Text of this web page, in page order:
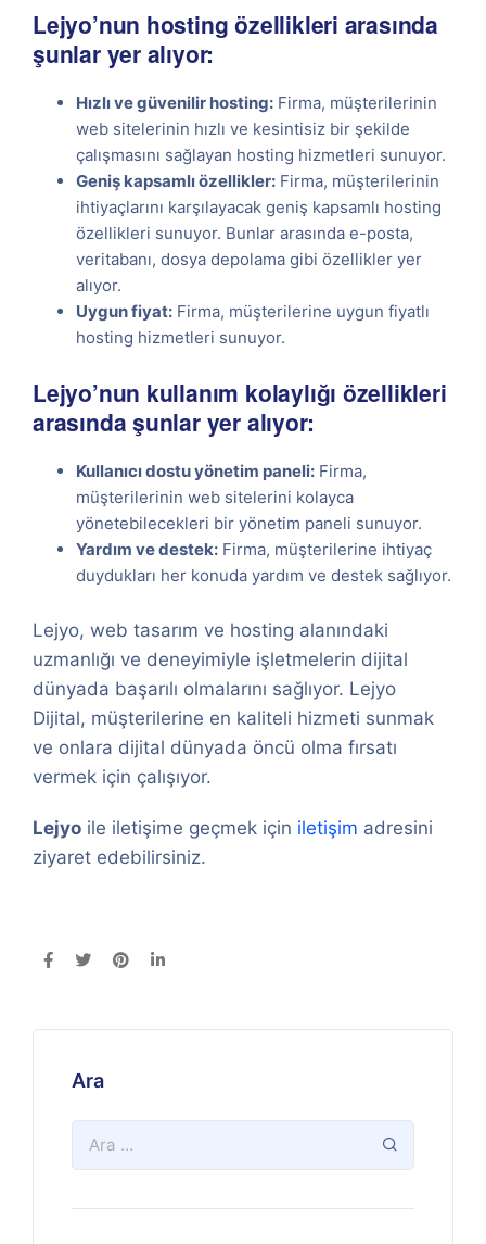
Lejyo’nun hosting özellikleri arasında
şunlar yer alıyor:
Hızlı ve güvenilir hosting: Firma, müşterilerinin
web sitelerinin hızlı ve kesintisiz bir şekilde
çalışmasını sağlayan hosting hizmetleri sunuyor.
Geniş kapsamlı özellikler: Firma, müşterilerinin
ihtiyaçlarını karşılayacak geniş kapsamlı hosting
özellikleri sunuyor. Bunlar arasında e-posta,
veritabanı, dosya depolama gibi özellikler yer
alıyor.
Uygun fiyat: Firma, müşterilerine uygun fiyatlı
hosting hizmetleri sunuyor.
Lejyo’nun kullanım kolaylığı özellikleri
arasında şunlar yer alıyor:
Kullanıcı dostu yönetim paneli: Firma,
müşterilerinin web sitelerini kolayca
yönetebilecekleri bir yönetim paneli sunuyor.
Yardım ve destek: Firma, müşterilerine ihtiyaç
duydukları her konuda yardım ve destek sağlıyor.
Lejyo, web tasarım ve hosting alanındaki
uzmanlığı ve deneyimiyle işletmelerin dijital
dünyada başarılı olmalarını sağlıyor. Lejyo
Dijital, müşterilerine en kaliteli hizmeti sunmak
ve onlara dijital dünyada öncü olma fırsatı
vermek için çalışıyor.
Lejyo ile iletişime geçmek için iletişim adresini
ziyaret edebilirsiniz.
Ara